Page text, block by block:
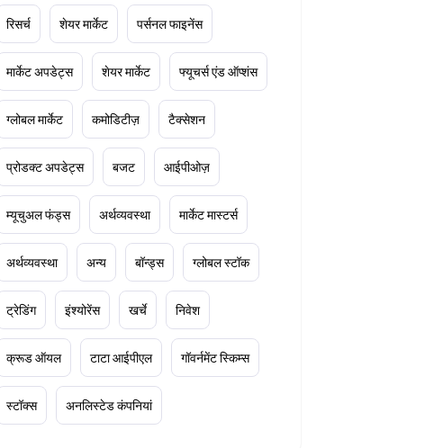
रिसर्च शेयर मार्केट पर्सनल फाइनेंस
मार्केट अपडेट्स शेयर मार्केट फ्यूचर्स एंड ऑप्शंस
ग्लोबल मार्केट कमोडिटीज़ टैक्सेशन
प्रोडक्ट अपडेट्स बजट आईपीओज़
म्यूचुअल फंड्स अर्थव्यवस्था मार्केट मास्टर्स
अर्थव्यवस्था अन्य बॉन्ड्स ग्लोबल स्टॉक
ट्रेडिंग इंश्योरेंस खर्चे निवेश
क्रूड ऑयल टाटा आईपीएल गॉवर्नमेंट स्किम्स
स्टॉक्स अनलिस्टेड कंपनियां